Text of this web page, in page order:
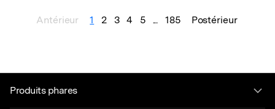
Antérieur 1 2 3 4 5 ... 185 Postérieur
Produits phares